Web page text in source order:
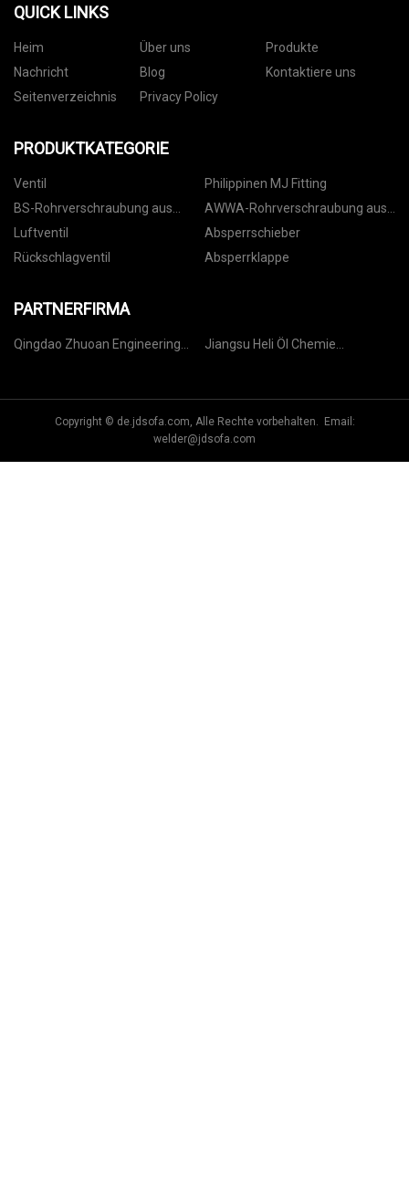
QUICK LINKS
Heim Über uns
Produkte
Nachricht
Blog
Kontaktiere uns
Seitenverzeichnis
Privacy Policy
PRODUKTKATEGORIE
Ventil
Philippinen MJ Fitting
BS-Rohrverschraubung aus
duktilem Gusseisen
AWWA-Rohrverschraubung aus
duktilem Gusseisen
Luftventil
Absperrschieber
Rückschlagventil
Absperrklappe
PARTNERFIRMA
Qingdao Zhuoan Engineering
Jiangsu Heli Öl Chemie
Copyright © de.jdsofa.com, Alle Rechte vorbehalten. Email:
welder@jdsofa.com